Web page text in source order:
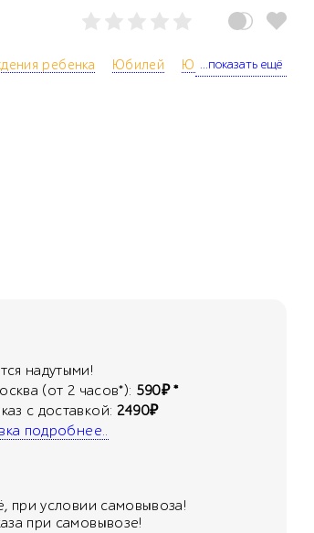
...показать ещё
ребенка Юбилей Юбилей компании
надутыми!
(от 2 часов*): 590₽ *
с доставкой: 2490₽
подробнее..
при условии самовывоза!
при самовывозе!